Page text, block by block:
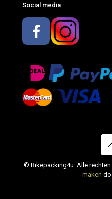
Social media
© Bikepacking4u. Alle
maken